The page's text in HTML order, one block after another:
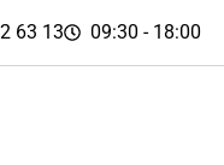
63 13 09:30 - 18:00